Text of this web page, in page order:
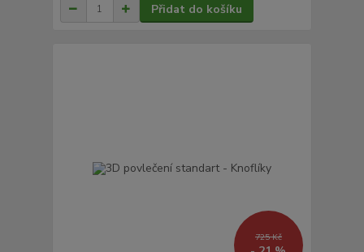
Přidat do košíku
725 Kč